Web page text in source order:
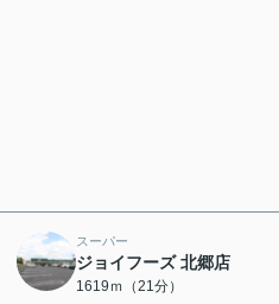
スーパー
ジョイフーズ 北郷店
1619ｍ（21分）